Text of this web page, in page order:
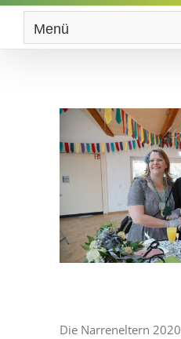
Menü
Die Narreneltern 2020